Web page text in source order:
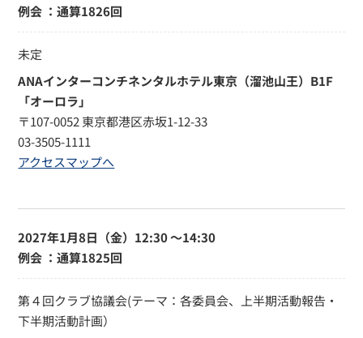
例会 ：通算1826回
未定
ANAインターコンチネンタルホテル東京（溜池山王）B1F
「オーロラ」
〒107-0052 東京都港区赤坂1-12-33
03-3505-1111
アクセスマップへ
2027年1月8日（金） 12:30 〜14:30
例会 ：通算1825回
第４回クラブ協議会(テーマ：各委員会、上半期活動報告・
下半期活動計画）